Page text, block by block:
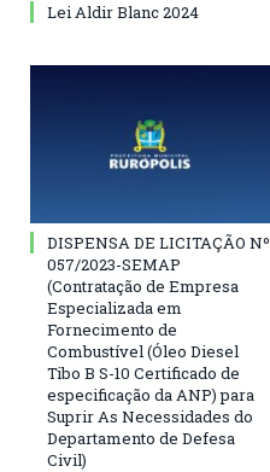
Lei Aldir Blanc 2024
DISPENSA DE LICITAÇÃO Nº
057/2023-SEMAP
(Contratação de Empresa
Especializada em
Fornecimento de
Combustível (Óleo Diesel
Tibo B S-10 Certificado de
especificação da ANP) para
Suprir As Necessidades do
Departamento de Defesa
Civil)